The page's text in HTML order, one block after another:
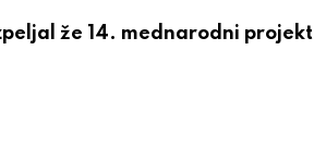
že 14. mednarodni projekt